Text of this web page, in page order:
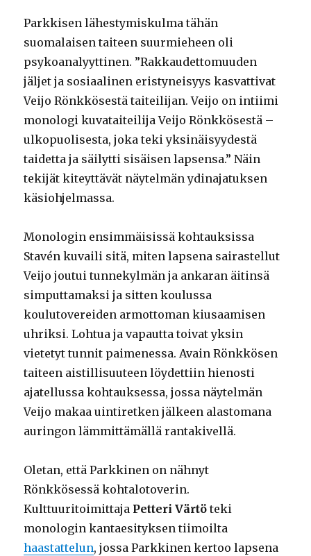
Parkkisen lähestymiskulma tähän
suomalaisen taiteen suurmieheen oli
psykoanalyyttinen. ”Rakkaudettomuuden
jäljet ja sosiaalinen eristyneisyys kasvattivat
Veijo Rönkkösestä taiteilijan. Veijo on intiimi
monologi kuvataiteilija Veijo Rönkkösestä –
ulkopuolisesta, joka teki yksinäisyydestä
taidetta ja säilytti sisäisen lapsensa.” Näin
tekijät kiteyttävät näytelmän ydinajatuksen
käsiohjelmassa.
Monologin ensimmäisissä kohtauksissa
Stavén kuvaili sitä, miten lapsena sairastellut
Veijo joutui tunnekylmän ja ankaran äitinsä
simputtamaksi ja sitten koulussa
koulutovereiden armottoman kiusaamisen
uhriksi. Lohtua ja vapautta toivat yksin
vietetyt tunnit paimenessa. Avain Rönkkösen
taiteen aistillisuuteen löydettiin hienosti
ajatellussa kohtauksessa, jossa näytelmän
Veijo makaa uintiretken jälkeen alastomana
auringon lämmittämällä rantakivellä.
Oletan, että Parkkinen on nähnyt
Rönkkösessä kohtalotoverin.
Kulttuuritoimittaja Petteri Värtö teki
monologin kantaesityksen tiimoilta
haastattelun, jossa Parkkinen kertoo lapsena